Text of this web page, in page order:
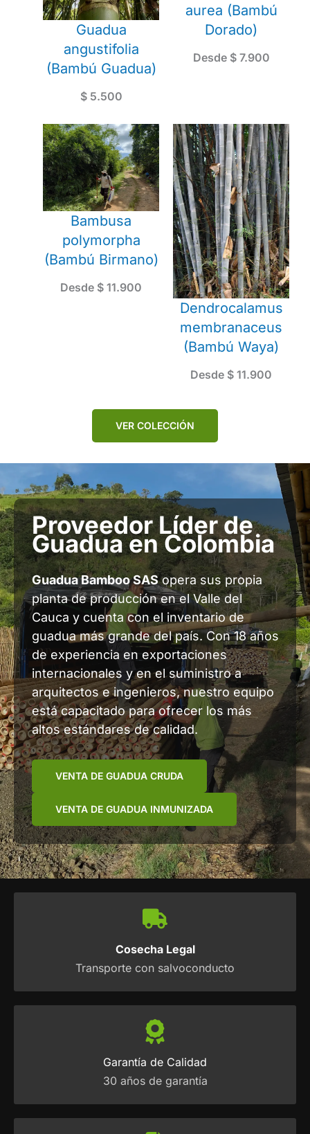
Guadua
angustifolia
(Bambú Guadua)
$5.500
aurea (Bambú
Dorado)
Desde $7.900
Bambusa
polymorpha
(Bambú Birmano)
Desde $ 11.900
Dendrocalamus
membranaceus
(Bambú Waya)
Desde $ 11.900
VER COLECCIÓN
Proveedor Líder de
Guadua en Colombia
Guadua Bamboo SASopera sus propia
planta de producción en el Valle del
Cauca y cuenta con el inventario de
guadua más grande del país. Con 18 años
de experiencia en exportaciones
internacionales y en el suministro a
arquitectos e ingenieros, nuestro equipo
está capacitado para ofrecer los más
altos estándares de calidad.
VENTA DE GUADUA CRUDA
VENTA DE GUADUA INMUNIZADA
Cosecha Legal
Transporte con salvoconducto
Garantía de Calidad
30 años de garantía